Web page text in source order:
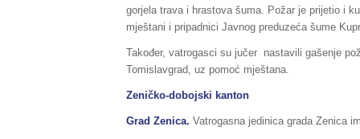
gorjela trava i hrastova šuma. Požar je prijetio i
mještani i pripadnici Javnog preduzeća šume
Također, vatrogasci su jučer nastavili gašenje
Tomislavgrad, uz pomoć mještana.
Zeničko-dobojski kanton
Grad Zenica. Vatrogasna jedinica grada Zenica